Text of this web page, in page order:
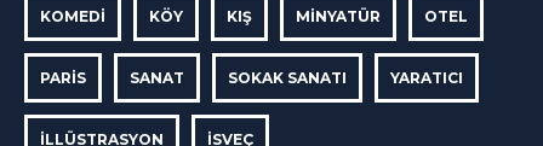
KOMEDI KÖY KIŞ MINYATÜR OTEL
PARIS SANAT SOKAK SANATI YARATICI
İLLÜSTRASYON İSVEÇ